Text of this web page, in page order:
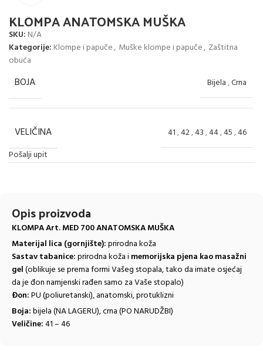
KLOMPA ANATOMSKA MUŠKA
SKU: N/A
Kategorije: Klompe i papuče, Muške klompe i papuče, Zaštitna
obuća
BOJA Bijela,Crna
VELIČINA 41,42,43,44,45,46
Pošalji upit
Opis proizvoda
KLOMPA Art. MED 700 ANATOMSKA MUŠKA
Materijal lica (gornjište):prirodna koža
Sastav tabanice:prirodna koža imemorijska pjena kao masažni
gel(oblikuje se prema formiVašeg stopala, tako da imate osjećaj
da je đon namjenski rađen samo za Vaše stopalo)
Đon:PU (poliuretanski), anatomski, protuklizni
Boja:bijela (NA LAGERU), crna (PO NARUDŽBI)
Veličine:41 – 46